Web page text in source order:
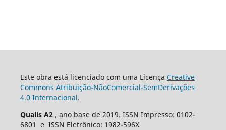
Este obra está licenciado com uma Licença Creative
Commons Atribuição-NãoComercial-SemDerivações
4.0 Internacional.
Qualis A2 , ano base de 2019. ISSN Impresso: 0102-
6801 e ISSN Eletrônico: 1982-596X